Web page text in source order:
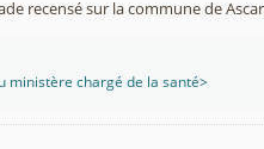
recensé sur la commune de
ministère chargé de la santé>